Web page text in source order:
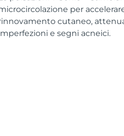
per
cutaneo,
e segni acneici.